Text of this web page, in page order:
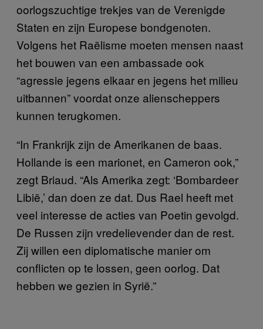
oorlogszuchtige trekjes van de Verenigde
Staten en zijn Europese bondgenoten.
Volgens het Raëlisme moeten mensen naast
het bouwen van een ambassade ook
“agressie jegens elkaar en jegens het milieu
uitbannen” voordat onze alienscheppers
kunnen terugkomen.
“In Frankrijk zijn de Amerikanen de baas.
Hollande is een marionet, en Cameron ook,”
zegt Briaud. “Als Amerika zegt: ‘Bombardeer
Libië,’ dan doen ze dat. Dus Rael heeft met
veel interesse de acties van Poetin gevolgd.
De Russen zijn vredelievender dan de rest.
Zij willen een diplomatische manier om
conflicten op te lossen, geen oorlog. Dat
hebben we gezien in Syrië.”